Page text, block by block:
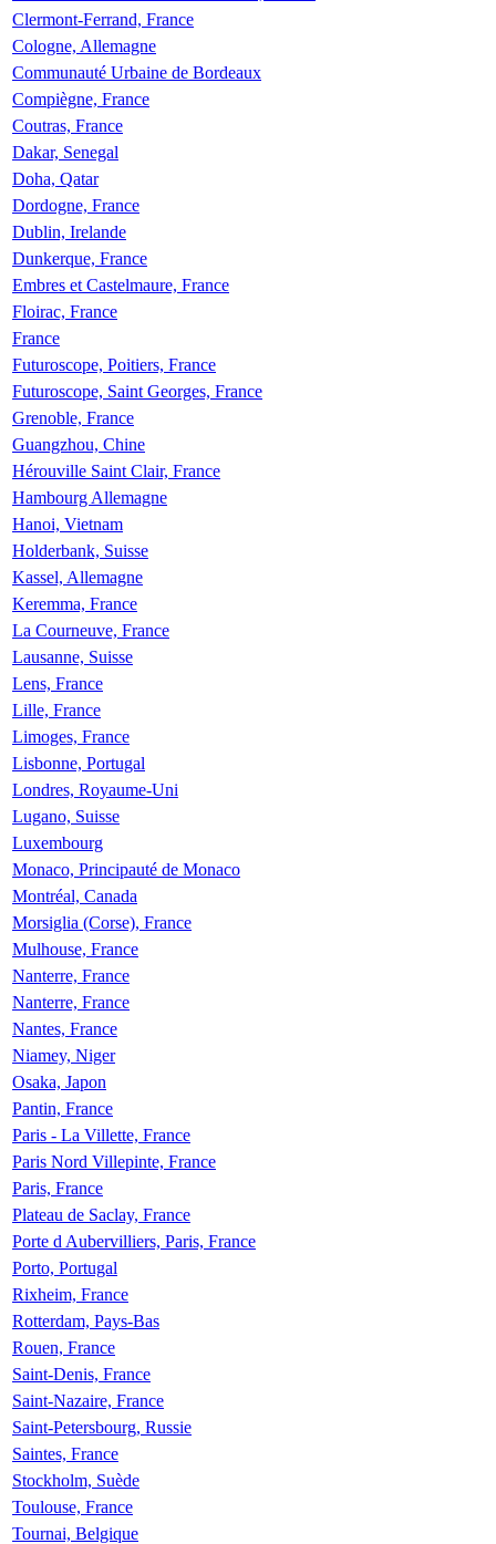
Clermont-Ferrand, France
Cologne, Allemagne
Communauté Urbaine de Bordeaux
Compiègne, France
Coutras, France
Dakar, Senegal
Doha, Qatar
Dordogne, France
Dublin, Irelande
Dunkerque, France
Embres et Castelmaure, France
Floirac, France
France
Futuroscope, Poitiers, France
Futuroscope, Saint Georges, France
Grenoble, France
Guangzhou, Chine
Hérouville Saint Clair, France
Hambourg Allemagne
Hanoi, Vietnam
Holderbank, Suisse
Kassel, Allemagne
Keremma, France
La Courneuve, France
Lausanne, Suisse
Lens, France
Lille, France
Limoges, France
Lisbonne, Portugal
Londres, Royaume-Uni
Lugano, Suisse
Luxembourg
Monaco, Principauté de Monaco
Montréal, Canada
Morsiglia (Corse), France
Mulhouse, France
Nanterre, France
Nanterre, France
Nantes, France
Niamey, Niger
Osaka, Japon
Pantin, France
Paris - La Villette, France
Paris Nord Villepinte, France
Paris, France
Plateau de Saclay, France
Porte d Aubervilliers, Paris, France
Porto, Portugal
Rixheim, France
Rotterdam, Pays-Bas
Rouen, France
Saint-Denis, France
Saint-Nazaire, France
Saint-Petersbourg, Russie
Saintes, France
Stockholm, Suède
Toulouse, France
Tournai, Belgique